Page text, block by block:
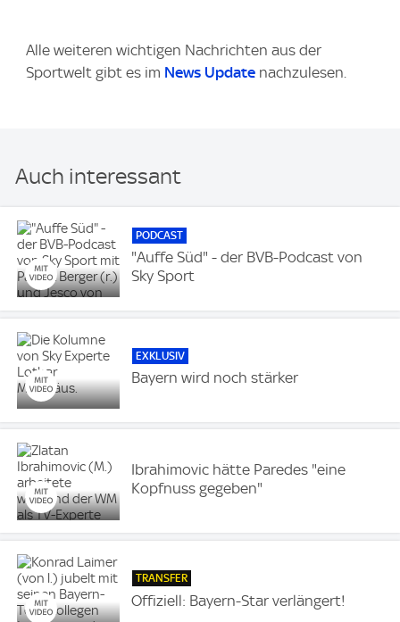
Alle weiteren wichtigen Nachrichten aus der
Sportwelt gibt es im News Update nachzulesen.
Auch interessant
PODCAST
"Auffe Süd" - der BVB-Podcast von
Sky Sport
EXKLUSIV
Bayern wird noch stärker
Ibrahimovic hätte Paredes "eine
Kopfnuss gegeben"
TRANSFER
Offiziell: Bayern-Star verlängert!